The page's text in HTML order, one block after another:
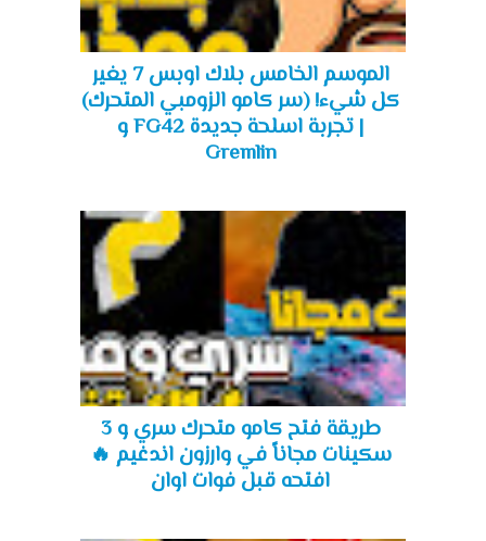
الموسم الخامس بلاك اوبس 7 يغير
كل شيء! (سر كامو الزومبي المتحرك)
| تجربة اسلحة جديدة FG42 و
Gremlin
طريقة فتح كامو متحرك سري و 3
سكينات مجاناً في وارزون اندغيم 🔥
افتحه قبل فوات اوان